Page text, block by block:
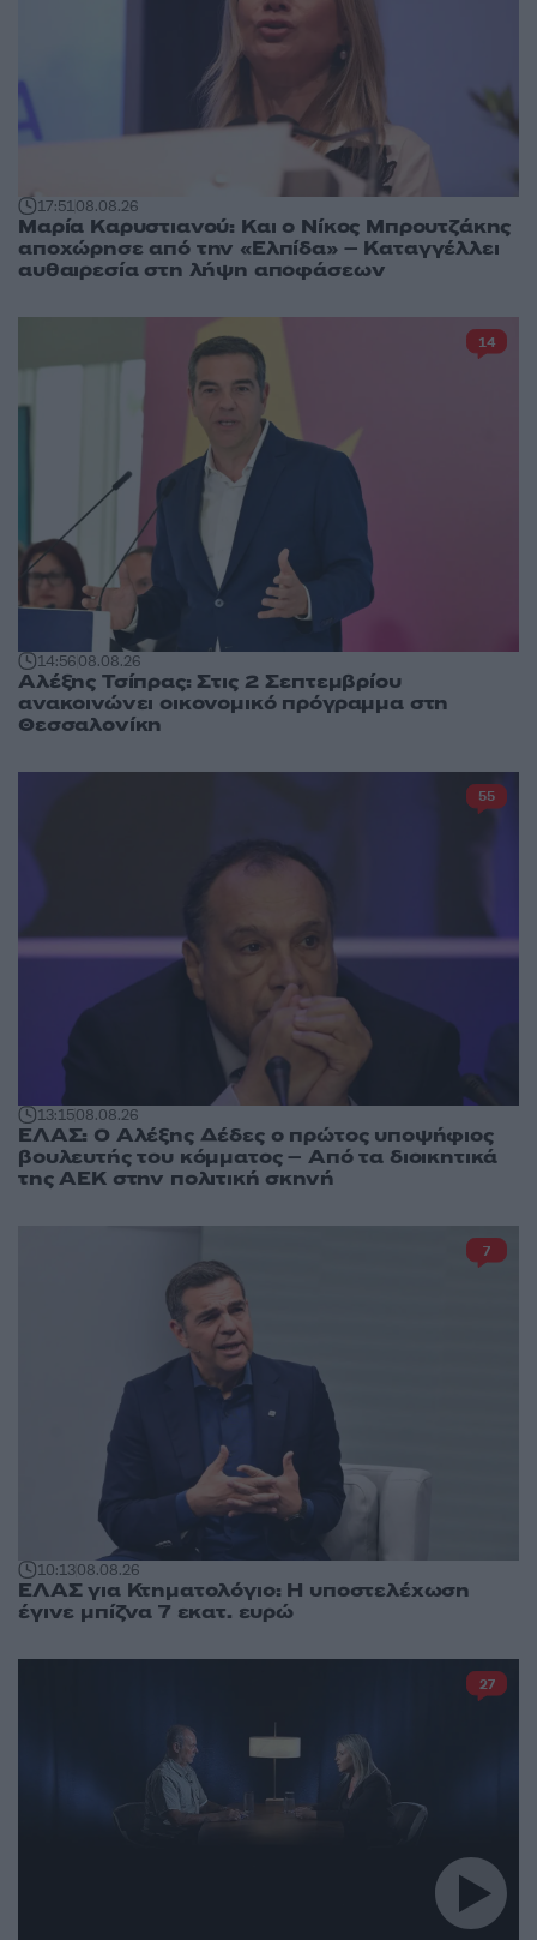
17:5108.08.26
Μαρία Καρυστιανού: Και ο Νίκος Μπρουτζάκης
αποχώρησε από την «Ελπίδα» – Καταγγέλλει
αυθαιρεσία στη λήψη αποφάσεων
14:5608.08.26
Αλέξης Τσίπρας: Στις 2 Σεπτεμβρίου
ανακοινώνει οικονομικό πρόγραμμα στη
Θεσσαλονίκη
14
13:1508.08.26
ΕΛΑΣ: Ο Αλέξης Δέδες ο πρώτος υποψήφιος
βουλευτής του κόμματος – Από τα διοικητικά
της ΑΕΚ στην πολιτική σκηνή
55
10:1308.08.26
ΕΛΑΣ για Κτηματολόγιο: Η υποστελέχωση
έγινε μπίζνα 7 εκατ. ευρώ
7
27